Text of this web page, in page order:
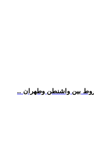
بين واشنطن وطهران